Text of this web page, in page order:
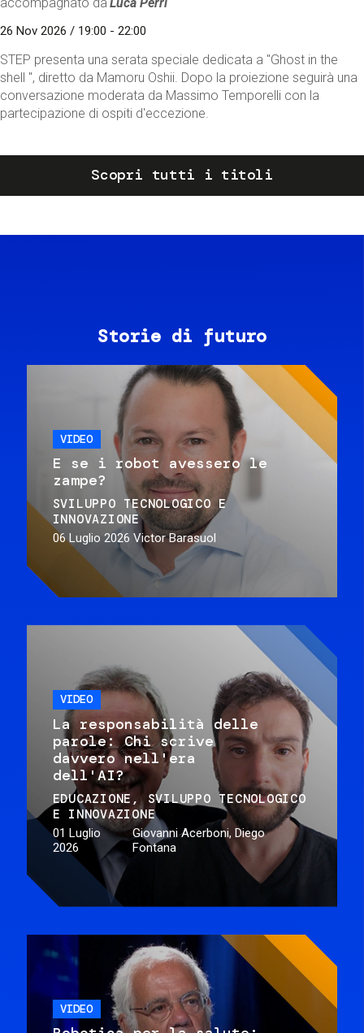
26 Nov 2026 / 19:00 - 22:00
STEP presenta una serata speciale dedicata a "Ghost in the
shell ", diretto da Mamoru Oshii. Dopo la proiezione seguirà una
conversazione moderata da Massimo Temporelli con la
partecipazione di ospiti d'eccezione.
Scopri tutti i titoli
Storie di futuro
VIDEO
E se i robot avessero le
zampe?
SVILUPPO TECNOLOGICO E
INNOVAZIONE
06 Luglio 2026 Victor Barasuol
VIDEO
La responsabilità delle
parole: Chi scrive
davvero nell'era
dell'AI?
EDUCAZIONE
SVILUPPO TECNOLOGICO
E INNOVAZIONE
01 Luglio
2026
Giovanni Acerboni, Diego
Fontana
VIDEO